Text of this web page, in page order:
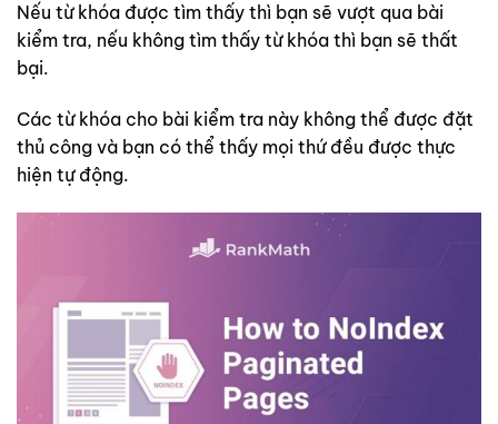
Nếu từ khóa được tìm thấy thì bạn sẽ vượt qua bài
kiểm tra, nếu không tìm thấy từ khóa thì bạn sẽ thất
bại.
Các từ khóa cho bài kiểm tra này không thể được đặt
thủ công và bạn có thể thấy mọi thứ đều được thực
hiện tự động.